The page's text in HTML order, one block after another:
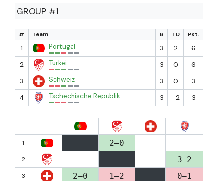
GROUP #1
# Team B TD Pkt.
1 Portugal 3 2
6
2
Türkei 3 0
6
3
Schweiz 3 0
3
4
Tschechische Republik 3 -2 3
1 2–0
2 3–2
3 2–0 1–2 0–1